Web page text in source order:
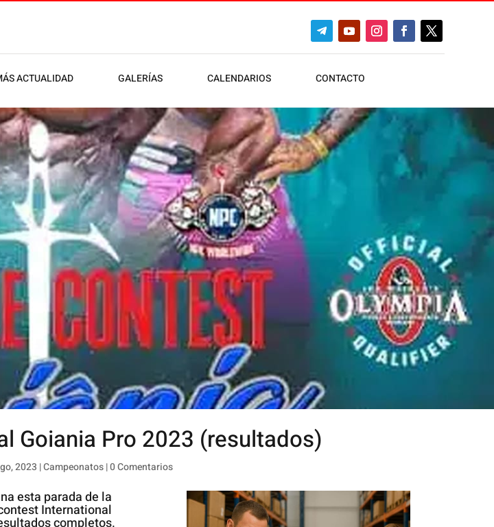
ACTUALIDAD GALERÍAS CALENDARIOS CONTACTO
Goiania Pro 2023 (resultados)
2023 |Campeonatos|0 Comentarios
esta parada de la
International